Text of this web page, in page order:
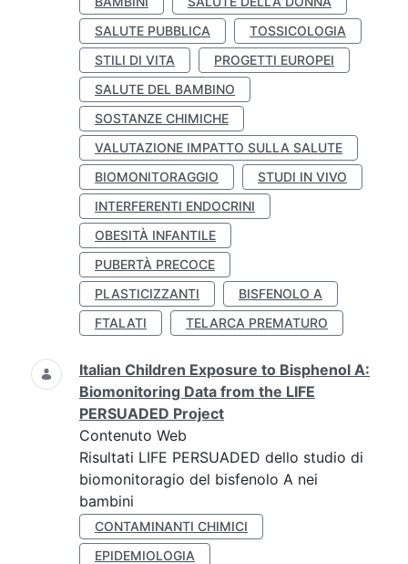
SALUTE PUBBLICA
TOSSICOLOGIA
STILI DI VITA
PROGETTI EUROPEI
SALUTE DEL BAMBINO
SOSTANZE CHIMICHE
VALUTAZIONE IMPATTO SULLA SALUTE
BIOMONITORAGGIO
STUDI IN VIVO
INTERFERENTI ENDOCRINI
OBESITÀ INFANTILE
PUBERTÀ PRECOCE
PLASTICIZZANTI
BISFENOLO A
FTALATI
TELARCA PREMATURO
Italian Children Exposure to Bisphenol A:
Biomonitoring Data from the LIFE
PERSUADED Project
Contenuto Web
Risultati LIFE PERSUADED dello studio di
biomonitoragio del bisfenolo A nei
bambini
CONTAMINANTI CHIMICI
EPIDEMIOLOGIA